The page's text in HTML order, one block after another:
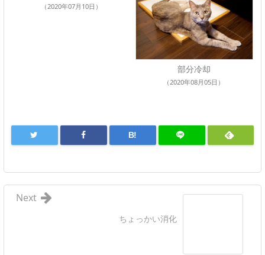
（2020年07月10日）
部分冷却
（2020年08月05日）
B!
ちょっかい消化
Next